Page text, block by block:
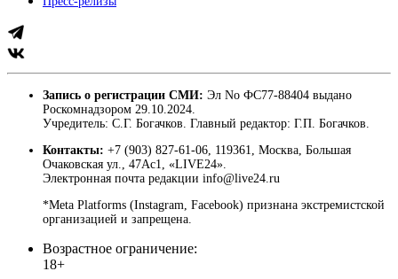
Запись о регистрации СМИ: Эл No ФС77-88404 выдано
Роскомнадзором 29.10.2024.
Учредитель: С.Г. Богачков. Главный редактор: Г.П. Богачков.
Контакты: +7 (903) 827-61-06, 119361, Москва, Большая
Очаковская ул., 47Ас1, «LIVE24».
Электронная почта редакции info@live24.ru
*Meta Platforms (Instagram, Facebook) признана экстремистской
организацией и запрещена.
Возрастное ограничение:
18+